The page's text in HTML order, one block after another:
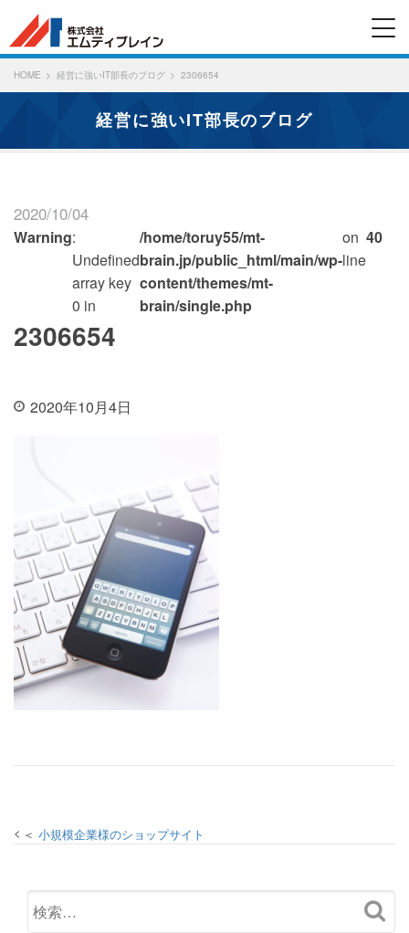
HOME 経営に強いIT部長のブログ 2306654
経営に強いIT部長のブログ
2020/10/04
Warning:
Undefined
array key
0 in
/home/toruy55/mt-
brain.jp/public_html/main/wp-
content/themes/mt-
brain/single.php
on
line
40
2306654
2020年10月4日
小規模企業様のショップサイト